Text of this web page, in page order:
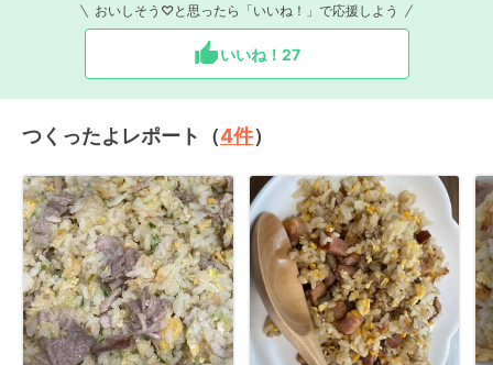
おいしそう♡と思ったら「いいね！」で応援しよう
いいね！ 27
つくったよレポート（4件）